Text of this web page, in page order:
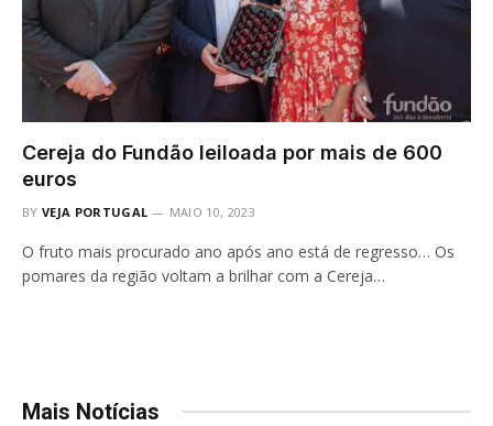
Cereja do Fundão leiloada por mais de 600
euros
BY VEJA PORTUGAL MAIO 10, 2023
O fruto mais procurado ano após ano está de regresso… Os
pomares da região voltam a brilhar com a Cereja…
Mais Notícias